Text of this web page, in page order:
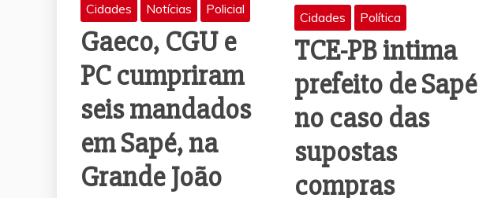
Cidades Notícias Policial
Gaeco, CGU e
PC cumpriram
seis mandados
em Sapé, na
Grande João
Cidades Política
TCE-PB intima
prefeito de Sapé
no caso das
supostas
compras